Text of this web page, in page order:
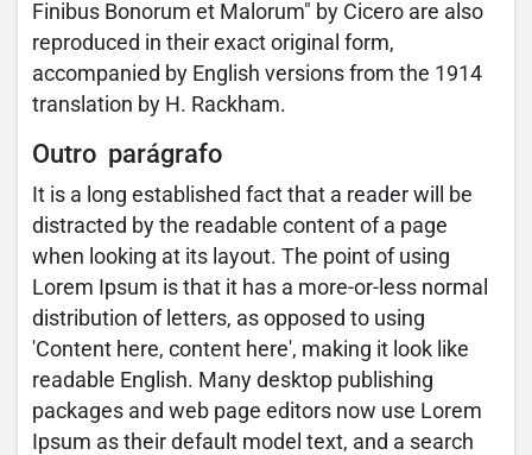
Finibus Bonorum et Malorum" by Cicero are also
reproduced in their exact original form,
accompanied by English versions from the 1914
translation by H. Rackham.
Outro parágrafo
It is a long established fact that a reader will be
distracted by the readable content of a page
when looking at its layout. The point of using
Lorem Ipsum is that it has a more-or-less normal
distribution of letters, as opposed to using
'Content here, content here', making it look like
readable English. Many desktop publishing
packages and web page editors now use Lorem
Ipsum as their default model text, and a search